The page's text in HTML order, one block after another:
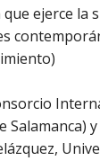
ejerce la